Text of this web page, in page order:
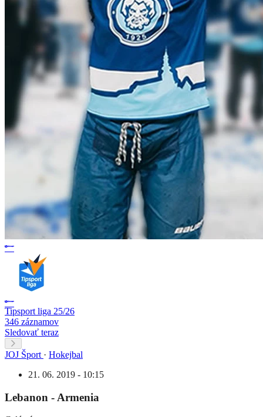
Tipsport liga 25/26
346 záznamov
Sledovať teraz
JOJ Šport · Hokejbal
21. 06. 2019 - 10:15
Lebanon - Armenia